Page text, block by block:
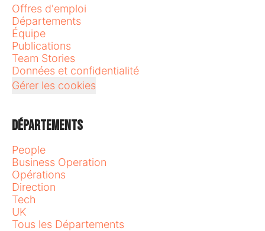
Offres d'emploi
Départements
Équipe
Publications
Team Stories
Données et confidentialité
Gérer les cookies
Départements
People
Business Operation
Opérations
Direction
Tech
UK
Tous les Départements